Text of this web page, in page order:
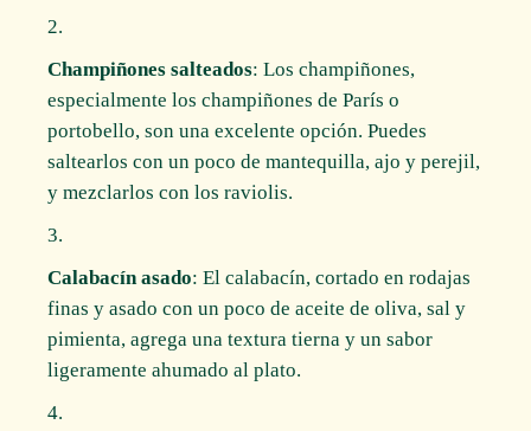
Champiñones salteados: Los champiñones,
especialmente los champiñones de París o
portobello, son una excelente opción. Puedes
saltearlos con un poco de mantequilla, ajo y perejil,
y mezclarlos con los raviolis.
Calabacín asado: El calabacín, cortado en rodajas
finas y asado con un poco de aceite de oliva, sal y
pimienta, agrega una textura tierna y un sabor
ligeramente ahumado al plato.